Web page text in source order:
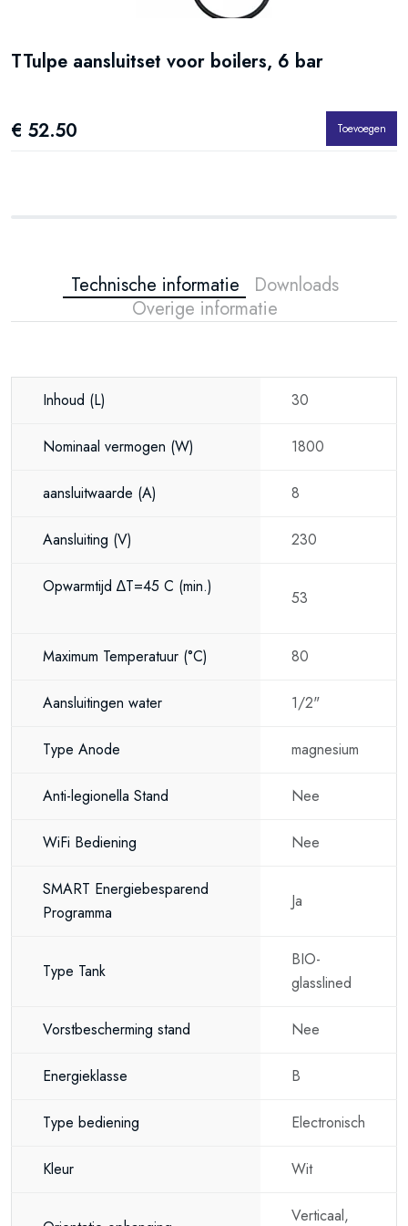
TTulpe aansluitset voor boilers, 6 bar
€ 52.50 Toevoegen
Technische informatie
Downloads
Overige informatie
Inhoud (L) 30
Nominaal vermogen (W) 1800
aansluitwaarde (A) 8
Aansluiting (V) 230
Opwarmtijd ∆T=45 C (min.)
53
Maximum Temperatuur (°C) 80
Aansluitingen water 1/2"
Type Anode magnesium
Anti-legionella Stand Nee
WiFi Bediening Nee
SMART Energiebesparend
Programma
Ja
Type Tank
BIO-
glasslined
Vorstbescherming stand Nee
Energieklasse B
Type bediening Electronisch
Kleur Wit
Verticaal,